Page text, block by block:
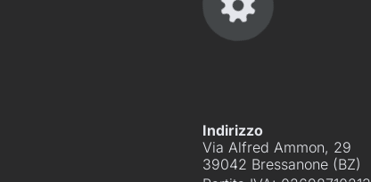
Indirizzo
Via Alfred Ammon, 29
39042 Bressanone (BZ)